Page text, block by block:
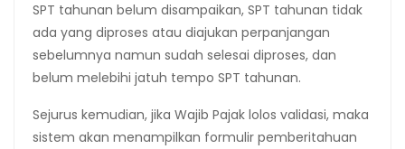
SPT tahunan belum disampaikan, SPT tahunan tidak
ada yang diproses atau diajukan perpanjangan
sebelumnya namun sudah selesai diproses, dan
belum melebihi jatuh tempo SPT tahunan.
Sejurus kemudian, jika Wajib Pajak lolos validasi, maka
sistem akan menampilkan formulir pemberitahuan